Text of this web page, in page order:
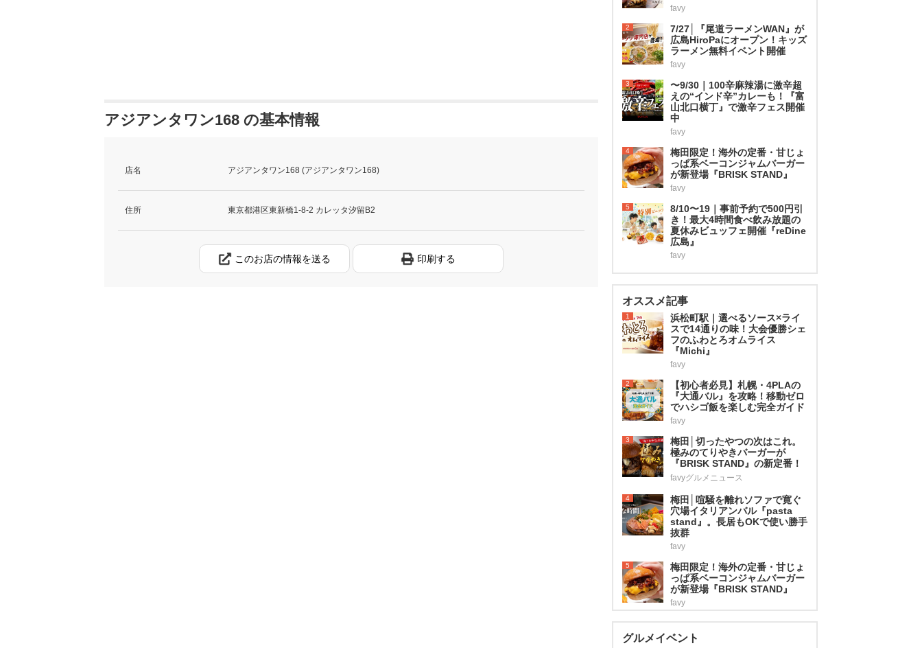
アジアンタワン168 の基本情報
店名 アジアンタワン168 (アジアンタワン168)
住所 東京都港区東新橋1-8-2 カレッタ汐留B2
このお店の情報を送る 印刷する
favy
2
7/27│『尾道ラーメンWAN』が
広島HiroPaにオープン！キッズ
ラーメン無料イベント開催
favy
3
〜9/30｜100辛麻辣湯に激辛超
えの“インド辛”カレーも！『富
山北口横丁』で激辛フェス開催
中
favy
4
梅田限定！海外の定番・甘じょ
っぱ系ベーコンジャムバーガー
が新登場『BRISK STAND』
favy
5
8/10〜19｜事前予約で500円引
き！最大4時間食べ飲み放題の
夏休みビュッフェ開催『reDine
広島』
favy
オススメ記事
1
浜松町駅｜選べるソース×ライ
スで14通りの味！大会優勝シェ
フのふわとろオムライス
『Michi』
favy
2
【初心者必見】札幌・4PLAの
『大通バル』を攻略！移動ゼロ
でハシゴ飯を楽しむ完全ガイド
favy
3
梅田│切ったやつの次はこれ。
極みのてりやきバーガーが
『BRISK STAND』の新定番！
favyグルメニュース
4
梅田│喧騒を離れソファで寛ぐ
穴場イタリアンバル『pasta
stand』。長居もOKで使い勝手
抜群
favy
5
梅田限定！海外の定番・甘じょ
っぱ系ベーコンジャムバーガー
が新登場『BRISK STAND』
favy
グルメイベント